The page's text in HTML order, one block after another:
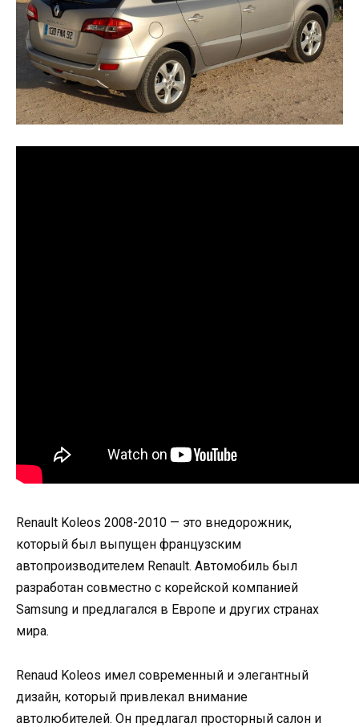
Renault Koleos 2008-2010 — это внедорожник,
который был выпущен французским
автопроизводителем Renault. Автомобиль был
разработан совместно с корейской компанией
Samsung и предлагался в Европе и других странах
мира.
Renaud Koleos имел современный и элегантный
дизайн, который привлекал внимание
автолюбителей. Он предлагал просторный салон и